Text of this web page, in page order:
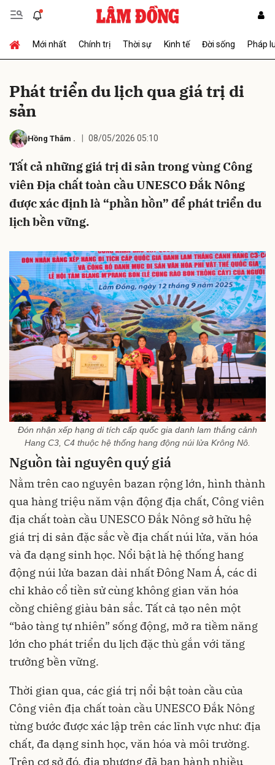
Mới nhất Chính trị Thời sự Kinh tế Đời sống Pháp
Phát triển du lịch qua giá trị di
sản
Hồng Thắm . 08/05/2026 05:10
Tất cả những giá trị di sản trong vùng Công
viên Địa chất toàn cầu UNESCO Đắk Nông
được xác định là “phần hồn” để phát triển du
lịch bền vững.
Đón nhận xếp hạng di tích cấp quốc gia danh lam thắng cảnh
Hang C3, C4 thuộc hệ thống hang động núi lửa Krông Nô.
Nguồn tài nguyên quý giá
Nằm trên cao nguyên bazan rộng lớn, hình thành
qua hàng triệu năm vận động địa chất, Công viên
địa chất toàn cầu UNESCO Đắk Nông sở hữu hệ
giá trị di sản đặc sắc về địa chất núi lửa, văn hóa
và đa dạng sinh học. Nổi bật là hệ thống hang
động núi lửa bazan dài nhất Đông Nam Á, các di
chỉ khảo cổ tiền sử cùng không gian văn hóa
cồng chiêng giàu bản sắc. Tất cả tạo nên một
“bảo tàng tự nhiên” sống động, mở ra tiềm năng
lớn cho phát triển du lịch đặc thù gắn với tăng
trưởng bền vững.
Thời gian qua, các giá trị nổi bật toàn cầu của
Công viên địa chất toàn cầu UNESCO Đắk Nông
từng bước được xác lập trên các lĩnh vực như: địa
chất, đa dạng sinh học, văn hóa và môi trường.
Trên cơ sở đó, địa phương đã ban hành nhiều
Gửi bình luận
Hủy Gửi